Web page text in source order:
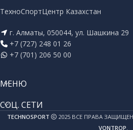
ТехноСпортЦентр Казахстан
г. Алматы, 050044, ул. Шашкина 29
+7 (727) 248 01 26
+7 (701) 206 50 00
МЕНЮ
СОЦ. СЕТИ
TECHNOSPORT
2025 ВСЕ ПРАВА
VONTROP.